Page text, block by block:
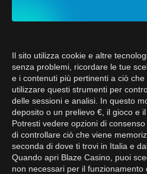
Il sito utilizza cookie e altre
senza problemi, ricordare le tue
e i contenuti più pertinenti a ciò
utilizzare questi strumenti per
delle sessioni e analisi. In questo
deposito o un prelievo €, il gioco e
Potresti vedere opzioni di
di controllare ciò che viene
seconda di dove ti trovi in Italia e
Quando apri Blaze Casino, puoi
non necessari per il funzionamento